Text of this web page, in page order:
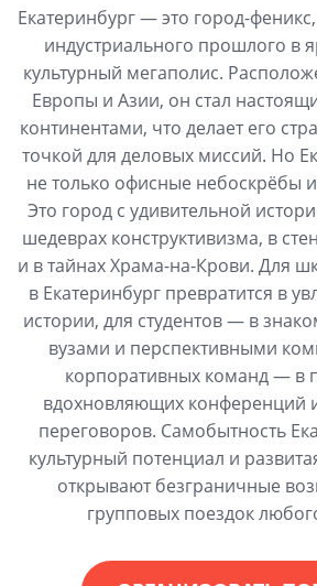
Екатеринбург — это город-
индустриального прошлого в
культурный мегаполис.
Европы и Азии, он стал
континентами, что делает его
точкой для деловых миссий. Но
не только офисные небоскрёбы
Это город с удивительной
шедеврах конструктивизма, в
и в тайнах Храма-на-Крови. Для
в Екатеринбург превратится в
истории, для студентов — в
вузами и перспективными
корпоративных команд — в
вдохновляющих конференций
переговоров. Самобытность
культурный потенциал и
открывают безграничные
групповых поездок